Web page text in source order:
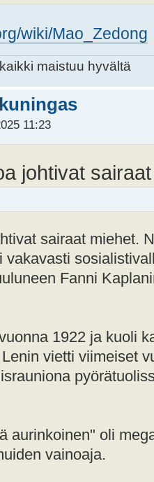
wiki/Mao_Zedong
maistuu hyvältä
11:23
johtivat
sairaat miehet.
vakavasti
Fanni
1922 ja kuoli
vietti viimeiset
aurinkoinen" oli
vainoaja.